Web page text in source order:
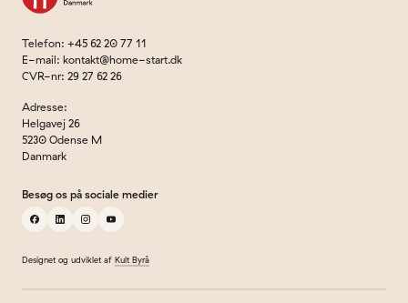
Telefon: +45 62 20 77 11
E-mail: kontakt@home-start.dk
CVR-nr: 29 27 62 26
Adresse:
Helgavej 26
5230 Odense M
Danmark
Besøg os på sociale medier
facebooklinkedininstagramyoutube
Designet og udviklet af Kult Byrå